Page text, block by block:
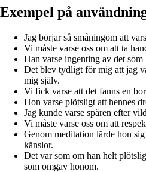
Exempel på
Jag börjar så småningom att
Vi måste varse oss om att ta
Han varse ingenting av det
Det blev tydligt för mig att jag
mig själv.
Vi fick varse att det fanns en
Hon varse plötsligt att hennes
Jag kunde varse spåren efter
Vi måste varse oss om att
Genom meditation lärde hon
känslor.
Det var som om han helt
som omgav honom.